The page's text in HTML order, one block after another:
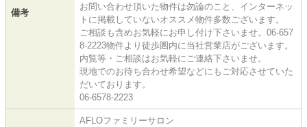
備考
お問い合わせ頂いた物件は勿論のこと、インターネッ
トに掲載していないオススメ物件多数ございます。
ご相談も含めお気軽にお申し付け下さいませ。06-657
8-2223物件より徒歩圏内に当社営業店がございます。
内覧等・ご相談はお気軽にご連絡下さいませ。
現地でのお待ち合わせ希望などにもご対応させていた
だいております。
06-6578-2223
AFLOファミリーサロン